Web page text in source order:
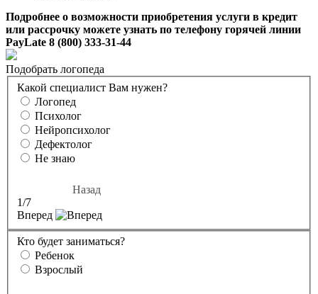
Подробнее о возможности приобретения услуги в кредит
или рассрочку можете узнать по телефону горячей линии
PayLate 8 (800) 333-31-44
Подобрать логопеда
Какой специалист Вам нужен?
Логопед
Психолог
Нейропсихолог
Дефектолог
Не знаю
Назад
1/7
Вперед
Кто будет заниматься?
Ребенок
Взрослый